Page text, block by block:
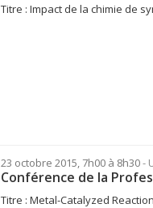
Titre : Impact de la chimie de
23 octobre 2015, 7h00 à 8h30-
Conférence de la
Titre : Metal-Catalyzed